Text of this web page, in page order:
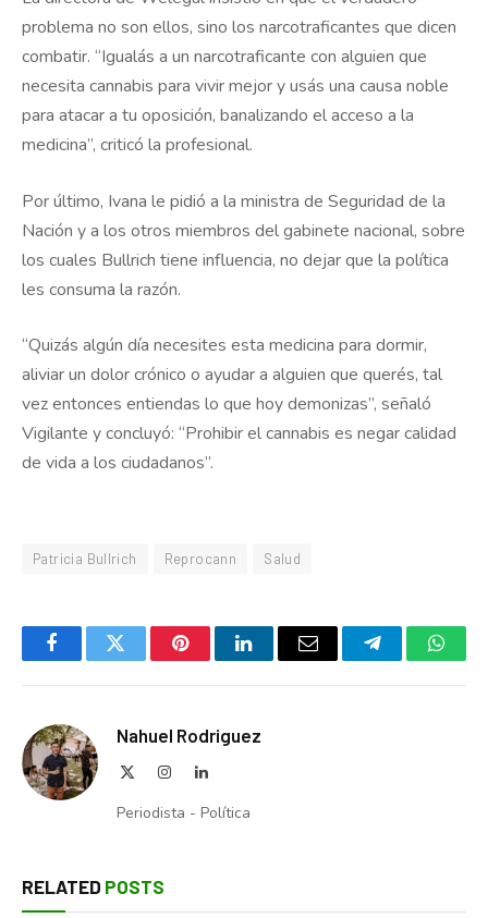
problema no son ellos, sino los narcotraficantes que dicen
combatir. “Igualás a un narcotraficante con alguien que
necesita cannabis para vivir mejor y usás una causa noble
para atacar a tu oposición, banalizando el acceso a la
medicina”, criticó la profesional.
Por último, Ivana le pidió a la ministra de Seguridad de la
Nación y a los otros miembros del gabinete nacional, sobre
los cuales Bullrich tiene influencia, no dejar que la política
les consuma la razón.
“Quizás algún día necesites esta medicina para dormir,
aliviar un dolor crónico o ayudar a alguien que querés, tal
vez entonces entiendas lo que hoy demonizas”, señaló
Vigilante y concluyó: “Prohibir el cannabis es negar calidad
de vida a los ciudadanos”.
Patricia Bullrich Reprocann Salud
FacebookTwitter PinterestLinkedInEmail Telegram
Nahuel Rodriguez
InstagramLinkedIn
Periodista - Política
RELATED POSTS